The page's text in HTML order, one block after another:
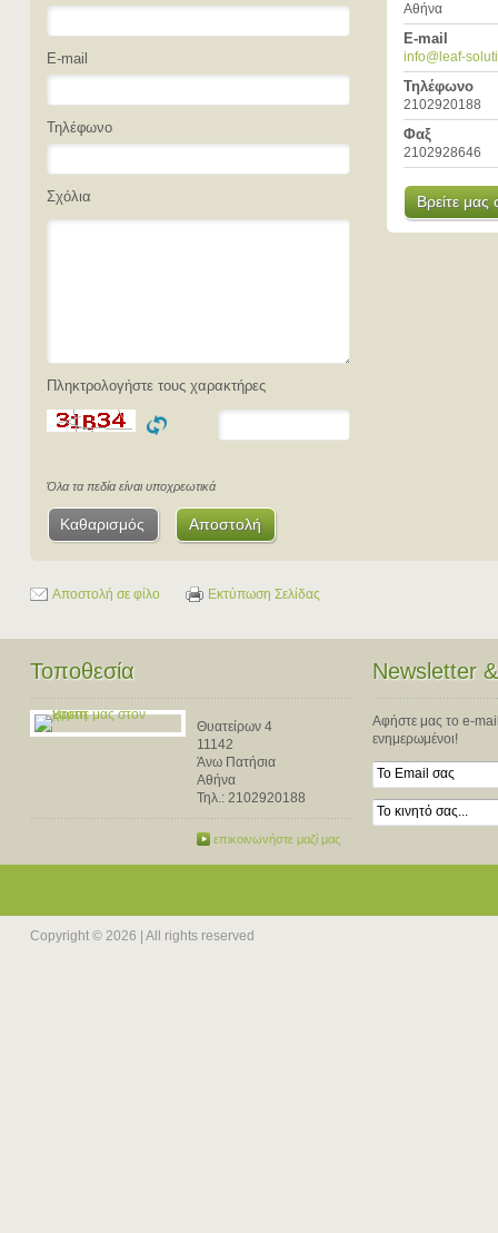
E-mail
Τηλέφωνο
Σχόλια
Πληκτρολογήστε τους χαρακτήρες
Όλα τα πεδία είναι υποχρεωτικά
Καθαρισμός Αποστολή
Αθήνα
E-mail
info@leaf-
Τηλέφωνο
2102920188
Φαξ
2102928646
Bρείτε
Αποστολή σε φίλο Εκτύπωση Σελίδας
Τοποθεσία
Θυατείρων 4
11142
Άνω Πατήσια
Αθήνα
Τηλ.: 2102920188
επικοινωνήστε μαζί μας
Newsletter
Αφήστε μας το e-
ενημερωμένοι!
Copyright © 2026 | All rights reserved